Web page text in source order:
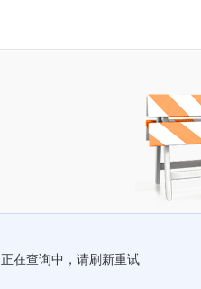
正在查询中，请刷新重试